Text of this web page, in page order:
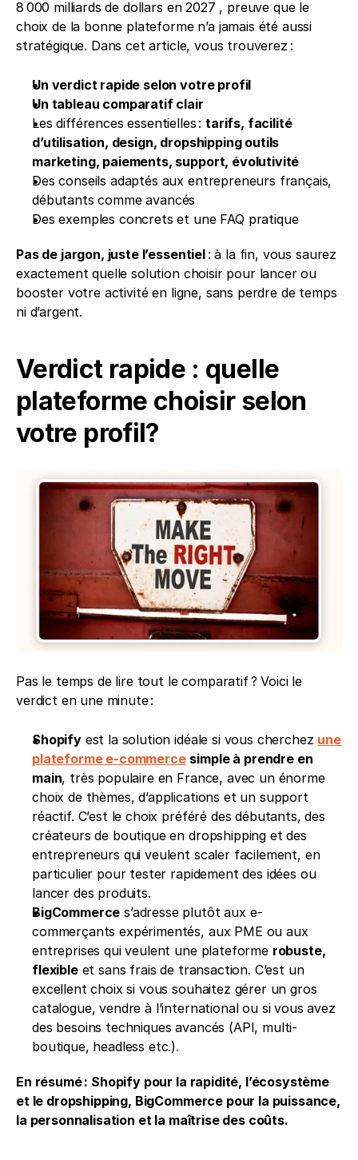
8 000 milliards de dollars en 2027 , preuve que le
choix de la bonne plateforme n’a jamais été aussi
stratégique. Dans cet article, vous trouverez :
Un verdict rapide selon votre profil
Un tableau comparatif clair
Les différences essentielles : tarifs, facilité
d’utilisation, design, dropshipping outils
marketing, paiements, support, évolutivité
Des conseils adaptés aux entrepreneurs français,
débutants comme avancés
Des exemples concrets et une FAQ pratique
Pas de jargon, juste l’essentiel : à la fin, vous saurez
exactement quelle solution choisir pour lancer ou
booster votre activité en ligne, sans perdre de temps
ni d’argent.
Verdict rapide : quelle
plateforme choisir selon
votre profil?
Pas le temps de lire tout le comparatif ? Voici le
verdict en une minute :
Shopify est la solution idéale si vous cherchez une
plateforme e-commerce simple à prendre en
main, très populaire en France, avec un énorme
choix de thèmes, d’applications et un support
réactif. C’est le choix préféré des débutants, des
créateurs de boutique en dropshipping et des
entrepreneurs qui veulent scaler facilement, en
particulier pour tester rapidement des idées ou
lancer des produits.
BigCommerce s’adresse plutôt aux e-
commerçants expérimentés, aux PME ou aux
entreprises qui veulent une plateforme robuste,
flexible et sans frais de transaction. C’est un
excellent choix si vous souhaitez gérer un gros
catalogue, vendre à l’international ou si vous avez
des besoins techniques avancés (API, multi-
boutique, headless etc.).
En résumé : Shopify pour la rapidité, l’écosystème
et le dropshipping, BigCommerce pour la puissance,
la personnalisation et la maîtrise des coûts.